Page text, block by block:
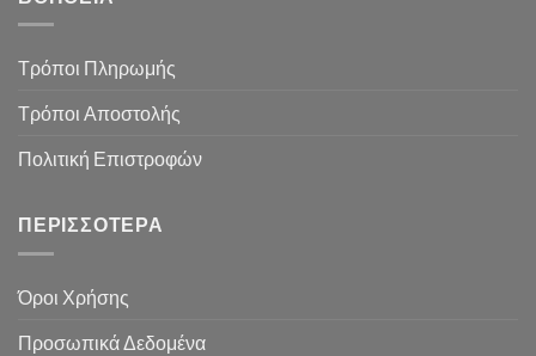
Τρόποι Πληρωμής
Τρόποι Αποστολής
Πολιτική Επιστροφών
ΠΕΡΙΣΣΌΤΕΡΑ
Όροι Χρήσης
Προσωπικά Δεδομένα